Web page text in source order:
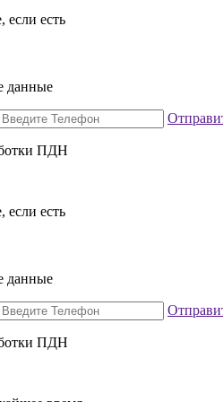
если есть
данные
ПДН
если есть
данные
ПДН